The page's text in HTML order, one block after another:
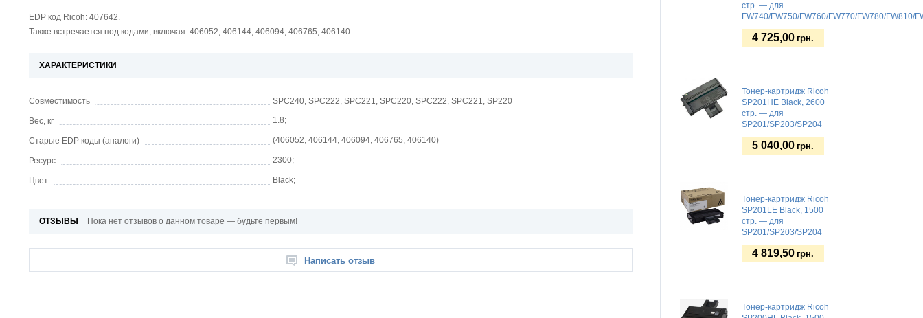
стр. — для
FW740/FW750/FW760/FW770/FW780/FW810/
4 725,00 грн.
Тонер-картридж Ricoh
SP201HE Black, 2600
стр. — для
SP201/SP203/SP204
5 040,00 грн.
Тонер-картридж Ricoh
SP201LE Black, 1500
стр. — для
SP201/SP203/SP204
4 819,50 грн.
Тонер-картридж Ricoh
EDP код Ricoh: 407642.
Также встречается под кодами, включая: 406052, 406144, 406094, 406765, 406140.
ХАРАКТЕРИСТИКИ
Совместимость SPC240, SPC222, SPC221, SPC220, SPC222, SPC221, SP220
Вес, кг 1.8;
Старые EDP коды (аналоги) (406052, 406144, 406094, 406765, 406140)
Ресурс 2300;
Цвет Black;
ОТЗЫВЫ Пока нет отзывов о данном товаре — будьте первым!
Написать отзыв